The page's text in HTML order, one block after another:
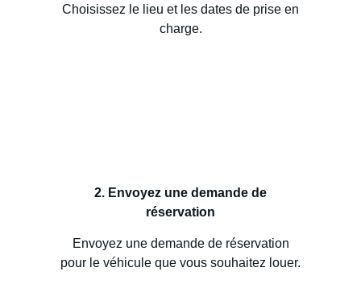
Choisissez le lieu et les dates de prise en
charge.
2. Envoyez une demande de
réservation
Envoyez une demande de réservation
pour le véhicule que vous souhaitez louer.